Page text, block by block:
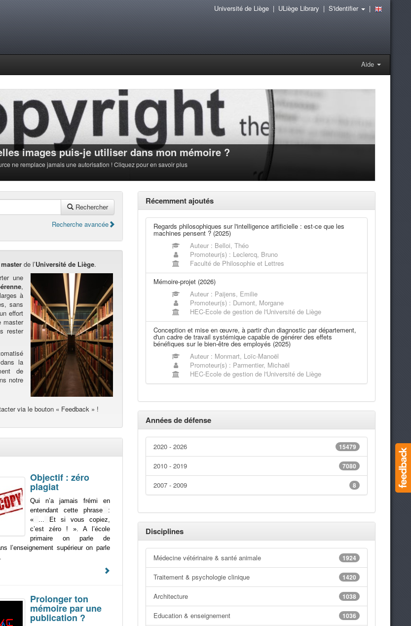
Aide
Université de Liège| ULiège Library | S'identifier |
images puis-je utiliser dans mon mémoire ?
ne remplace jamais une autorisation ! Cliquez pour en savoir plus
Rechercher
Recherche avancée
de l’Université de Liège.
une
,
à
sans
effort
master
rester
la
de
notre
via le bouton « Feedback » !
Objectif : zéro
plagiat
Qui n’a jamais frémi en
entendant cette phrase
:
«
...
Et si vous copiez,
c’est zéro ! ». A l’école
primaire on parle de
l’enseignement supérieur on parle
Prolonger ton
mémoire par une
publication ?
Récemment ajoutés
Regards philosophiques sur l'intelligence artificielle : est-ce que les
machines pensent ? (2025)
Auteur : Belloi, Théo
Promoteur(s) : Leclercq, Bruno
Faculté de Philosophie et Lettres
Mémoire-projet (2026)
Auteur : Paijens, Emilie
Promoteur(s) : Dumont, Morgane
HEC-Ecole de gestion de l'Université de Liège
Conception et mise en œuvre, à partir d'un diagnostic par département,
d'un cadre de travail systémique capable de générer des effets
bénéfiques sur le bien-être des employés (2025)
Auteur : Monmart, Loïc-Manoël
Promoteur(s) : Parmentier, Michaël
HEC-Ecole de gestion de l'Université de Liège
Années de défense
15479
2020 - 2026
7080
2010 - 2019
8
2007 - 2009
Disciplines
1924
Médecine vétérinaire & santé animale
1420
Traitement & psychologie clinique
1038
Architecture
1036
Education & enseignement